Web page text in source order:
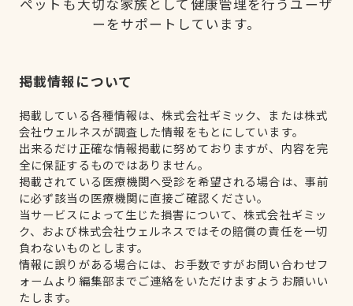
ペットも大切な家族として健康管理を行うユーザ
ーをサポートしています。
掲載情報について
掲載している各種情報は、株式会社ギミック、または株式
会社ウェルネスが調査した情報をもとにしています。
出来るだけ正確な情報掲載に努めておりますが、内容を完
全に保証するものではありません。
掲載されている医療機関へ受診を希望される場合は、事前
に必ず該当の医療機関に直接ご確認ください。
当サービスによって生じた損害について、株式会社ギミッ
ク、および株式会社ウェルネスではその賠償の責任を一切
負わないものとします。
情報に誤りがある場合には、お手数ですがお問い合わせフ
ォームより編集部までご連絡をいただけますようお願いい
たします。